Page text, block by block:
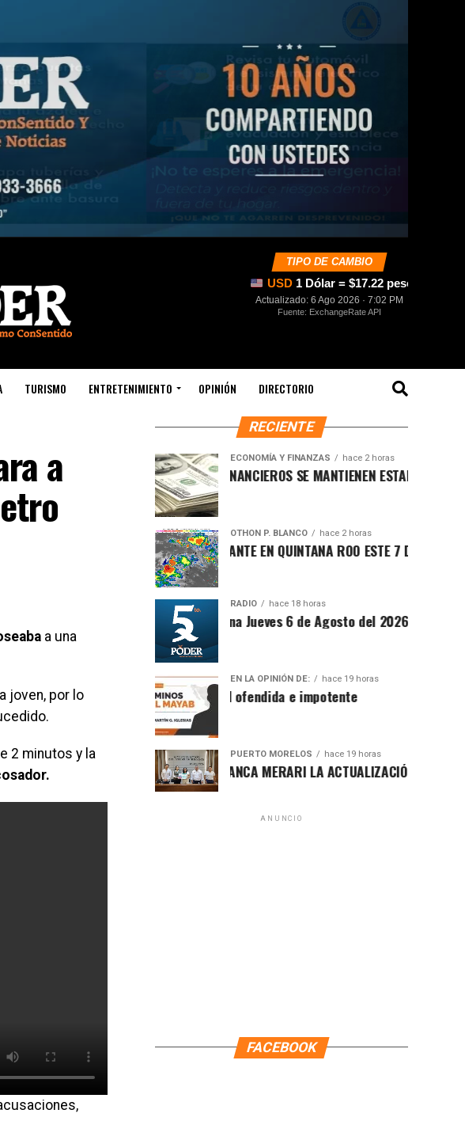
TIPO DE CAMBIO
USD 1 Dólar = $17.22 pesos
Actualizado: 6 Ago 2026 · 7:02 PM
Fuente: ExchangeRate API
TURISMO ENTRETENIMIENTO OPINIÓN DIRECTORIO
a
a una
joven, por lo
2 minutos y la
RECIENTE
ECONOMÍA Y FINANZAS hace 2 horas
MERCADOS FINANCIEROS SE MANTIENEN ESTABLES
OTHON P. BLANCO hace 2 horas
CLIMA SOFOCANTE EN QUINTANA ROO ESTE 7 DE AGOSTO DE
RADIO hace 18 horas
Síntesis Matutina Jueves 6 de Agosto del 2026
EN LA OPINIÓN DE: hace 19 horas
Sociedad ofendida e impotente
PUERTO MORELOS hace 19 horas
PRESENTA BLANCA MERARI LA ACTUALIZACIÓN DEL ATLAS DE
ANUNCIO
FACEBOOK